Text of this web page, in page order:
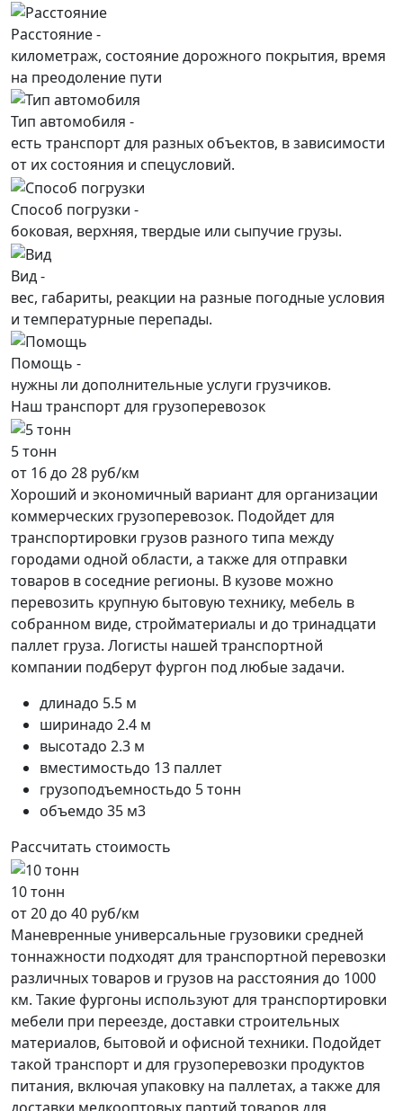
Расстояние -
километраж, состояние дорожного покрытия, время
на преодоление пути
Тип автомобиля -
есть транспорт для разных объектов, в зависимости
от их состояния и спецусловий.
Способ погрузки -
боковая, верхняя, твердые или сыпучие грузы.
Вид -
вес, габариты, реакции на разные погодные условия
и температурные перепады.
Помощь -
нужны ли дополнительные услуги грузчиков.
Наш транспорт для грузоперевозок
5 тонн
от 16 до 28 руб/км
Хороший и экономичный вариант для организации
коммерческих грузоперевозок. Подойдет для
транспортировки грузов разного типа между
городами одной области, а также для отправки
товаров в соседние регионы. В кузове можно
перевозить крупную бытовую технику, мебель в
собранном виде, стройматериалы и до тринадцати
паллет груза. Логисты нашей транспортной
компании подберут фургон под любые задачи.
длинадо 5.5 м
ширинадо 2.4 м
высотадо 2.3 м
вместимостьдо 13 паллет
грузоподъемностьдо 5 тонн
объемдо 35 м3
Рассчитать стоимость
10 тонн
от 20 до 40 руб/км
Маневренные универсальные грузовики средней
тоннажности подходят для транспортной перевозки
различных товаров и грузов на расстояния до 1000
км. Такие фургоны используют для транспортировки
мебели при переезде, доставки строительных
материалов, бытовой и офисной техники. Подойдет
такой транспорт и для грузоперевозки продуктов
питания, включая упаковку на паллетах, а также для